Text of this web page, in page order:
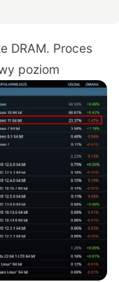
DRAM. Proces
poziom